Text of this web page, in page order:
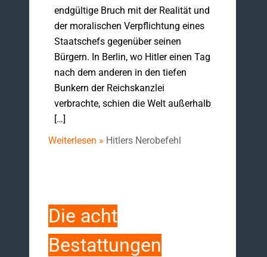
endgültige Bruch mit der Realität und
der moralischen Verpflichtung eines
Staatschefs gegenüber seinen
Bürgern. In Berlin, wo Hitler einen Tag
nach dem anderen in den tiefen
Bunkern der Reichskanzlei
verbrachte, schien die Welt außerhalb
[…]
Weiterlesen » Hitlers Nerobefehl
Die acht
Bestattungen